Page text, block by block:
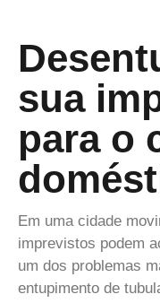
sua
para o
Em uma cidade
imprevistos podem
um dos problemas
entupimento de